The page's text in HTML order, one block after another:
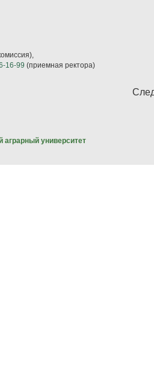
16-99 (приемная ректора)
аграрный университет